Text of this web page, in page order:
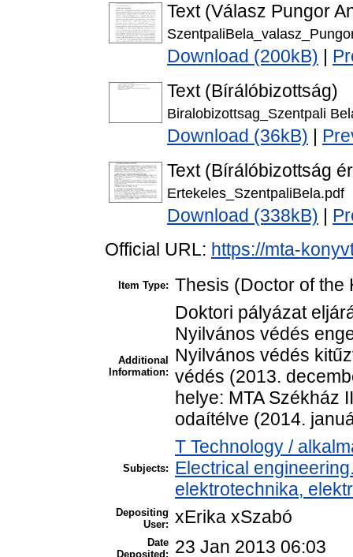
Text (Válasz Pungor
Download (200kB)
Text (Bírálóbizottság)
Biralobizottsag_Szentpali
Download (36kB)
Text (Bírálóbizottság
Ertekeles_SzentpaliBela.pdf
Download (338kB)
Official URL: https://mta-
Item Type: Thesis (Doctor of the
Additional
Information:
Doktori pályázat
Nyilvános védés
Nyilvános védés
védés (2013.
helye: MTA Székház
odaítélve (2014.
Subjects:
T Technology /
Electrical
elektrotechnika,
Depositing
User: xErika xSzabó
Date
Deposited:
23 Jan 2013 06:03